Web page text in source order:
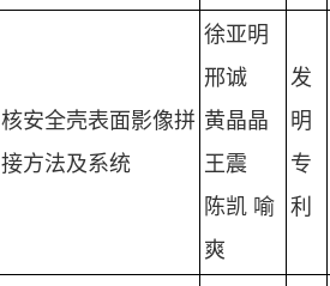
核安全壳表面影像拼
接方法及系统
徐亚明
邢诚
黄晶晶
王震
陈凯 喻
爽
发
明
专
利